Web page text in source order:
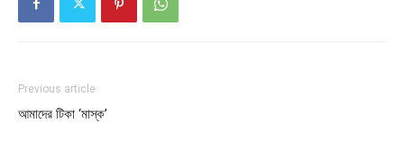
Previous article
আমাদের টিকা ‘মাস্ক’